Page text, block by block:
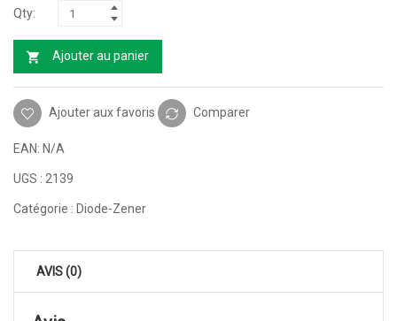
Ajouter au panier
Ajouter aux favoris Comparer
EAN: N/A
UGS : 2139
Catégorie : Diode-Zener
AVIS (0)